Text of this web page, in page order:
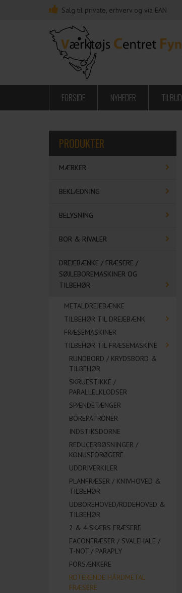
Salg til private, erhverv og via EAN
FORSIDE NYHEDER TILBUD
PRODUKTER
MÆRKER
BEKLÆDNING
BELYSNING
BOR & RIVALER
DREJEBÆNKE / FRÆSERE /
SØJLEBOREMASKINER OG
TILBEHØR
METALDREJEBÆNKE
TILBEHØR TIL DREJEBÆNK
FRÆSEMASKINER
TILBEHØR TIL FRÆSEMASKINE
RUNDBORD / KRYDSBORD &
TILBEHØR
SKRUESTIKKE /
PARALLELKLODSER
SPÆNDETÆNGER
BOREPATRONER
INDSTIKSDORNE
REDUCERBØSNINGER /
KONUSFORØGERE
UDDRIVERKILER
PLANFRÆSER / KNIVHOVED &
TILBEHØR
UDBOREHOVED/RODEHOVED &
TILBEHØR
2 & 4 SKÆRS FRÆSERE
FACONFRÆSER / SVALEHALE /
T-NOT / PARAPLY
FORSÆNKERE
ROTERENDE HÅRDMETAL
FRÆSERE